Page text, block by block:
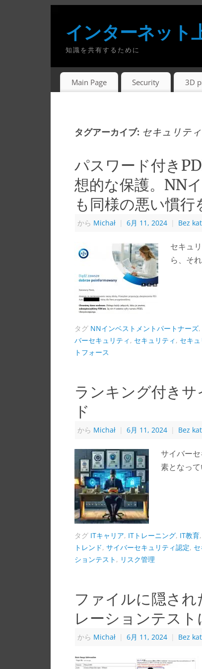
インターネット
知識を共有するために
Main Page Security 3D
タグアーカイブ: セキュリティ
パスワード付き
想的な保護。NN
も同様の悪い慣行
から Michał | 6月 11, 2024 | Bez
セキュ
ら、そ
タグ NNインベストメントパートナーズ,
バーセキュリティ , セキュリティ , セキ
トフォース
ランキング付き
ド
から Michał | 6月 11, 2024 | Bez
サイバー
素となっ
タグ ITキャリア, ITトレーニング, IT教育,
トレンド, サイバーセキュリティ認定,
ションテスト , リスク管理
ファイルに隠さ
レーションテス
から Michał | 6月 11, 2024 | Bez